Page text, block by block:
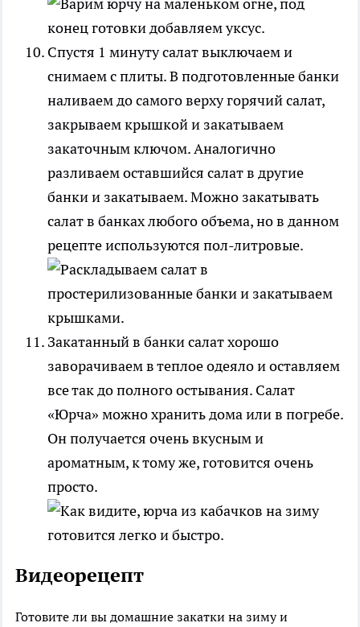
Спустя 1 минуту салат выключаем и
снимаем с плиты. В подготовленные банки
наливаем до самого верху горячий салат,
закрываем крышкой и закатываем
закаточным ключом. Аналогично
разливаем оставшийся салат в другие
банки и закатываем. Можно закатывать
салат в банках любого объема, но в данном
рецепте используются пол-литровые.
Закатанный в банки салат хорошо
заворачиваем в теплое одеяло и оставляем
все так до полного остывания. Салат
«Юрча» можно хранить дома или в погребе.
Он получается очень вкусным и
ароматным, к тому же, готовится очень
просто.
Видеорецепт
Готовите ли вы домашние закатки на зиму и